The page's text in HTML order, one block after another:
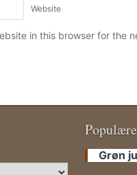
Website
in this browser for the
Grøn